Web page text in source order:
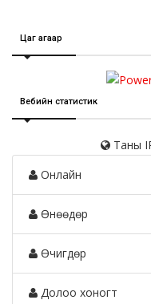
Цаг агаар
Вебийн статистик
Таны
Онлайн
Өнөөдөр
Өчигдөр
Долоо хоногт